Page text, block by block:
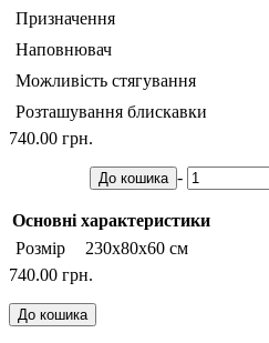
Призначення
Наповнювач
Можливість стягування
Розташування блискавки
740.00 грн.
До кошика -
Основні характеристики
Розмір
230х80х60 см
740.00 грн.
До кошика